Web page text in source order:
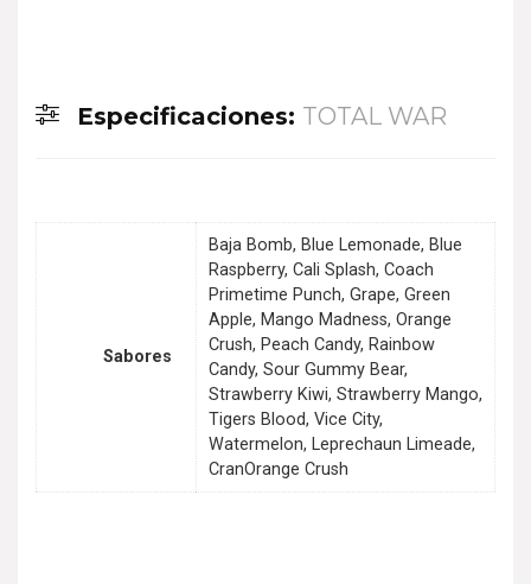
Especificaciones: TOTAL WAR
Sabores
Baja Bomb, Blue Lemonade, Blue
Raspberry, Cali Splash, Coach
Primetime Punch, Grape, Green
Apple, Mango Madness, Orange
Crush, Peach Candy, Rainbow
Candy, Sour Gummy Bear,
Strawberry Kiwi, Strawberry Mango,
Tigers Blood, Vice City,
Watermelon, Leprechaun Limeade,
CranOrange Crush